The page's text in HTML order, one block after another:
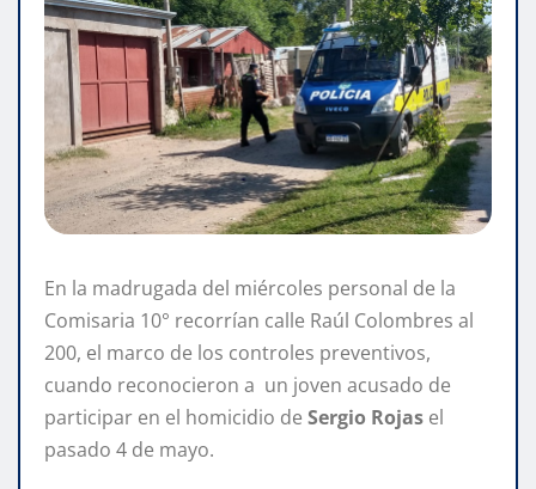
En la madrugada del miércoles personal de la
Comisaria 10° recorrían calle Raúl Colombres al
200, el marco de los controles preventivos,
cuando reconocieron a un joven acusado de
participar en el homicidio de Sergio Rojas el
pasado 4 de mayo.